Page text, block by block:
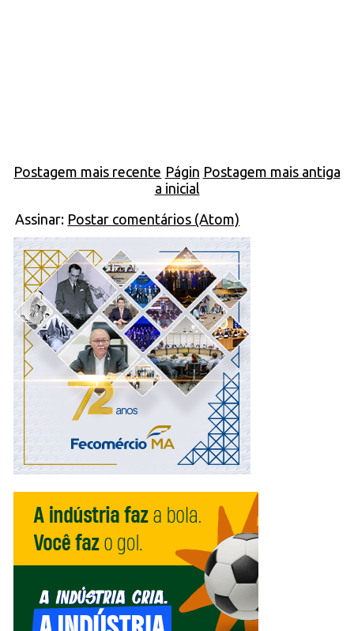
Postagem mais recente Postagem mais antiga
Págin
a inicial
Assinar: Postar comentários (Atom)